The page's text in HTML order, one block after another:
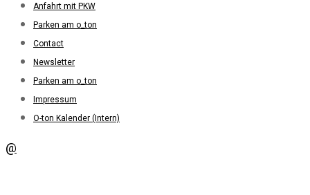
Anfahrt mit PKW
Parken am o_ton
Contact
Newsletter
Parken am o_ton
Impressum
O-ton Kalender (Intern)
@